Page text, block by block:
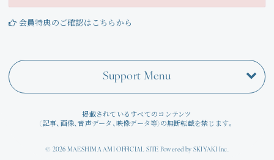
Voice
回想録
会員特典のご確認はこちらから
Support Menu
掲載されているすべてのコンテンツ
(記事、画像、音声データ、映像データ等)の無断転載を禁じます。
© 2026 MAESHIMA AMI OFFICIAL SITE Powered by SKIYAKI Inc.